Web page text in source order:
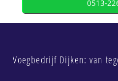
0513-
Voegbedrijf Dijken: van